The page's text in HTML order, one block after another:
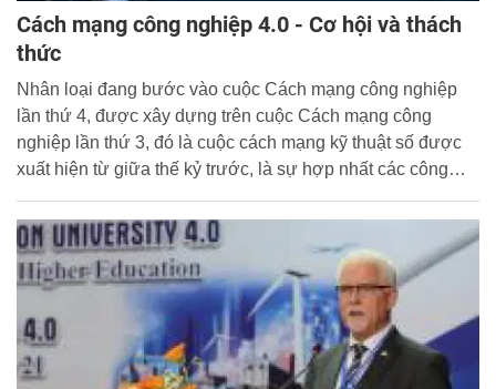
Cách mạng công nghiệp 4.0 - Cơ hội và thách
thức
Nhân loại đang bước vào cuộc Cách mạng công nghiệp
lần thứ 4, được xây dựng trên cuộc Cách mạng công
nghiệp lần thứ 3, đó là cuộc cách mạng kỹ thuật số được
xuất hiện từ giữa thế kỷ trước, là sự hợp nhất các công
số và sinh học. Ban biên tập trích giới thiệu tổng luận
“Cuộc cách mạng công nghiệp lần thứ 4” được Cục Thông
tin khoa học và công nghệ Quốc gia biên soạn, cung cấp
thêm cho bạn đọc cái nhìn toàn diện hơn về khái niệm, các
động lực và những thách thức, cơ hội của cách mạng công
nghiệp lần thứ tư.